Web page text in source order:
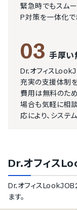
緊急時でもスム
P対策を一体化で
03 手厚い
Dr.オフィス
充実の支援体制
費用は無料のた
場合も気軽に相
応により、システ
Dr.オフィス
Dr.オフィス
ます。